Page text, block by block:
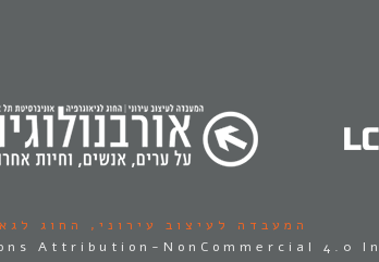
המעבדה לעיצוב עירוני, החוג
Attribution-NonCommercial 4.0